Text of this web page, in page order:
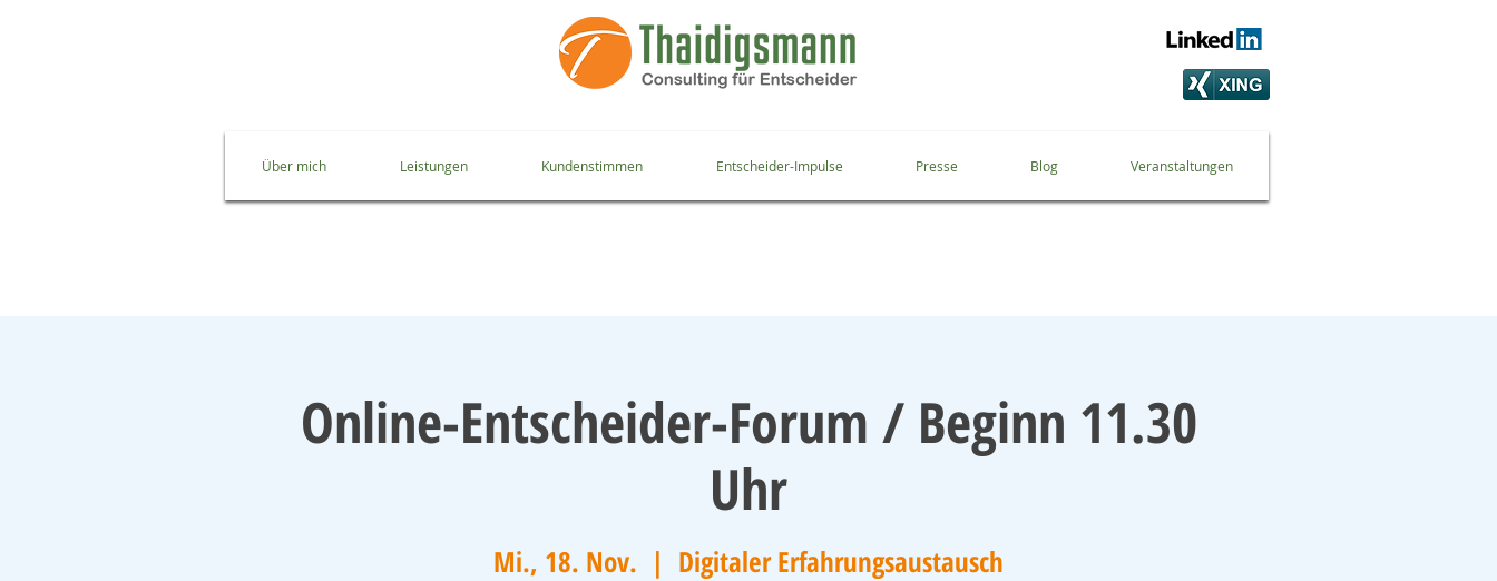
Über mich Leistungen Kundenstimmen Entscheider-Impulse Presse Blog Veranstaltungen
Online-Entscheider-Forum / Beginn 11.30
Uhr
Mi., 18. Nov.
  |
Digitaler Erfahrungsaustausch